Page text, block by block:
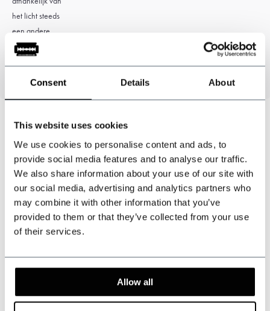
Consent Details About
This website uses cookies
We use cookies to personalise content and ads, to
provide social media features and to analyse our traffic.
We also share information about your use of our site with
our social media, advertising and analytics partners who
may combine it with other information that you’ve
provided to them or that they’ve collected from your use
of their services.
Allow all
het licht steeds
een andere
nuance laat
Kunnen wij u helpen?
+31 528233787
sales@shelbybrothers.com
customers give us a 9.3 atWebwinkel-keurmerk